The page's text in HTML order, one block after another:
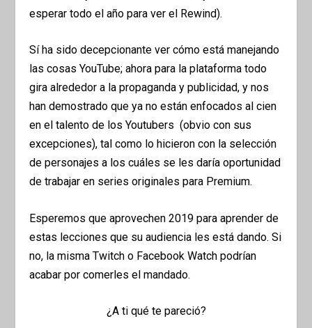
esperar todo el año para ver el Rewind).
Sí ha sido decepcionante ver cómo está manejando
las cosas YouTube; ahora para la plataforma todo
gira alrededor a la propaganda y publicidad, y nos
han demostrado que ya no están enfocados al cien
en el talento de los Youtubers (obvio con sus
excepciones), tal como lo hicieron con la selección
de personajes a los cuáles se les daría oportunidad
de trabajar en series originales para Premium.
Esperemos que aprovechen 2019 para aprender de
estas lecciones que su audiencia les está dando. Si
no, la misma Twitch o Facebook Watch podrían
acabar por comerles el mandado.
¿A ti qué te pareció?